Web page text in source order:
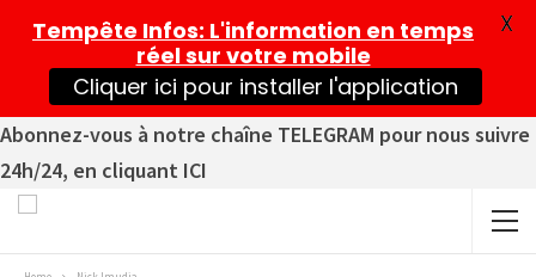
Abonnez-vous à notre chaîne TELEGRAM pour nous suivre
24h/24, en cliquant ICI
Tempête Infos: L'information en temps
réel sur votre mobile
Cliquer ici pour installer l'application
X